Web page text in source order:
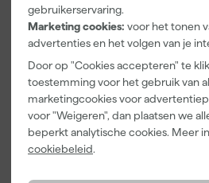
gebruikerservaring.
Marketing cookies: voor het tonen
advertenties en het volgen van je
Door op "Cookies accepteren" te
toestemming voor het gebruik van
marketingcookies voor
voor "Weigeren", dan plaatsen we
beperkt analytische cookies. Meer
cookiebeleid.
incl. BTW incl. BTW